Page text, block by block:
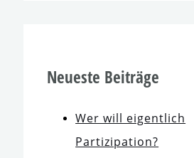
Neueste Beiträge
Wer will eigent­lich
Partizipation?